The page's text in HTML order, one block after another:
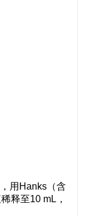
用Hanks（含
释至10 mL，